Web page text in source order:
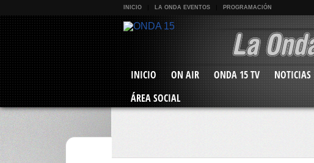
INICIO LA ONDA EVENTOS PROGRAMACIÓN
INICIO ON AIR ONDA 15 TV NOTICIAS
ÁREA SOCIAL